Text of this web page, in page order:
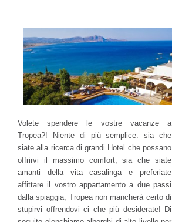
Volete spendere le vostre vacanze a
Tropea?! Niente di più semplice: sia che
siate alla ricerca di grandi Hotel che possano
offrirvi il massimo comfort, sia che siate
amanti della vita casalinga e preferiate
affittare il vostro appartamento a due passi
dalla spiaggia, Tropea non mancherà certo di
stupirvi offrendovi ci che più desiderate! Di